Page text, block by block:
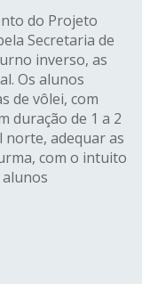
do Projeto
Secretaria de
inverso, as
Os alunos
de vôlei, com
duração de 1 a 2
norte, adequar as
com o intuito